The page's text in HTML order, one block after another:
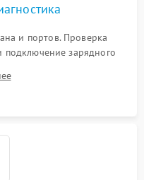
и портов. Проверка
подключение зарядного
тока с помощью
локализации проблемы.